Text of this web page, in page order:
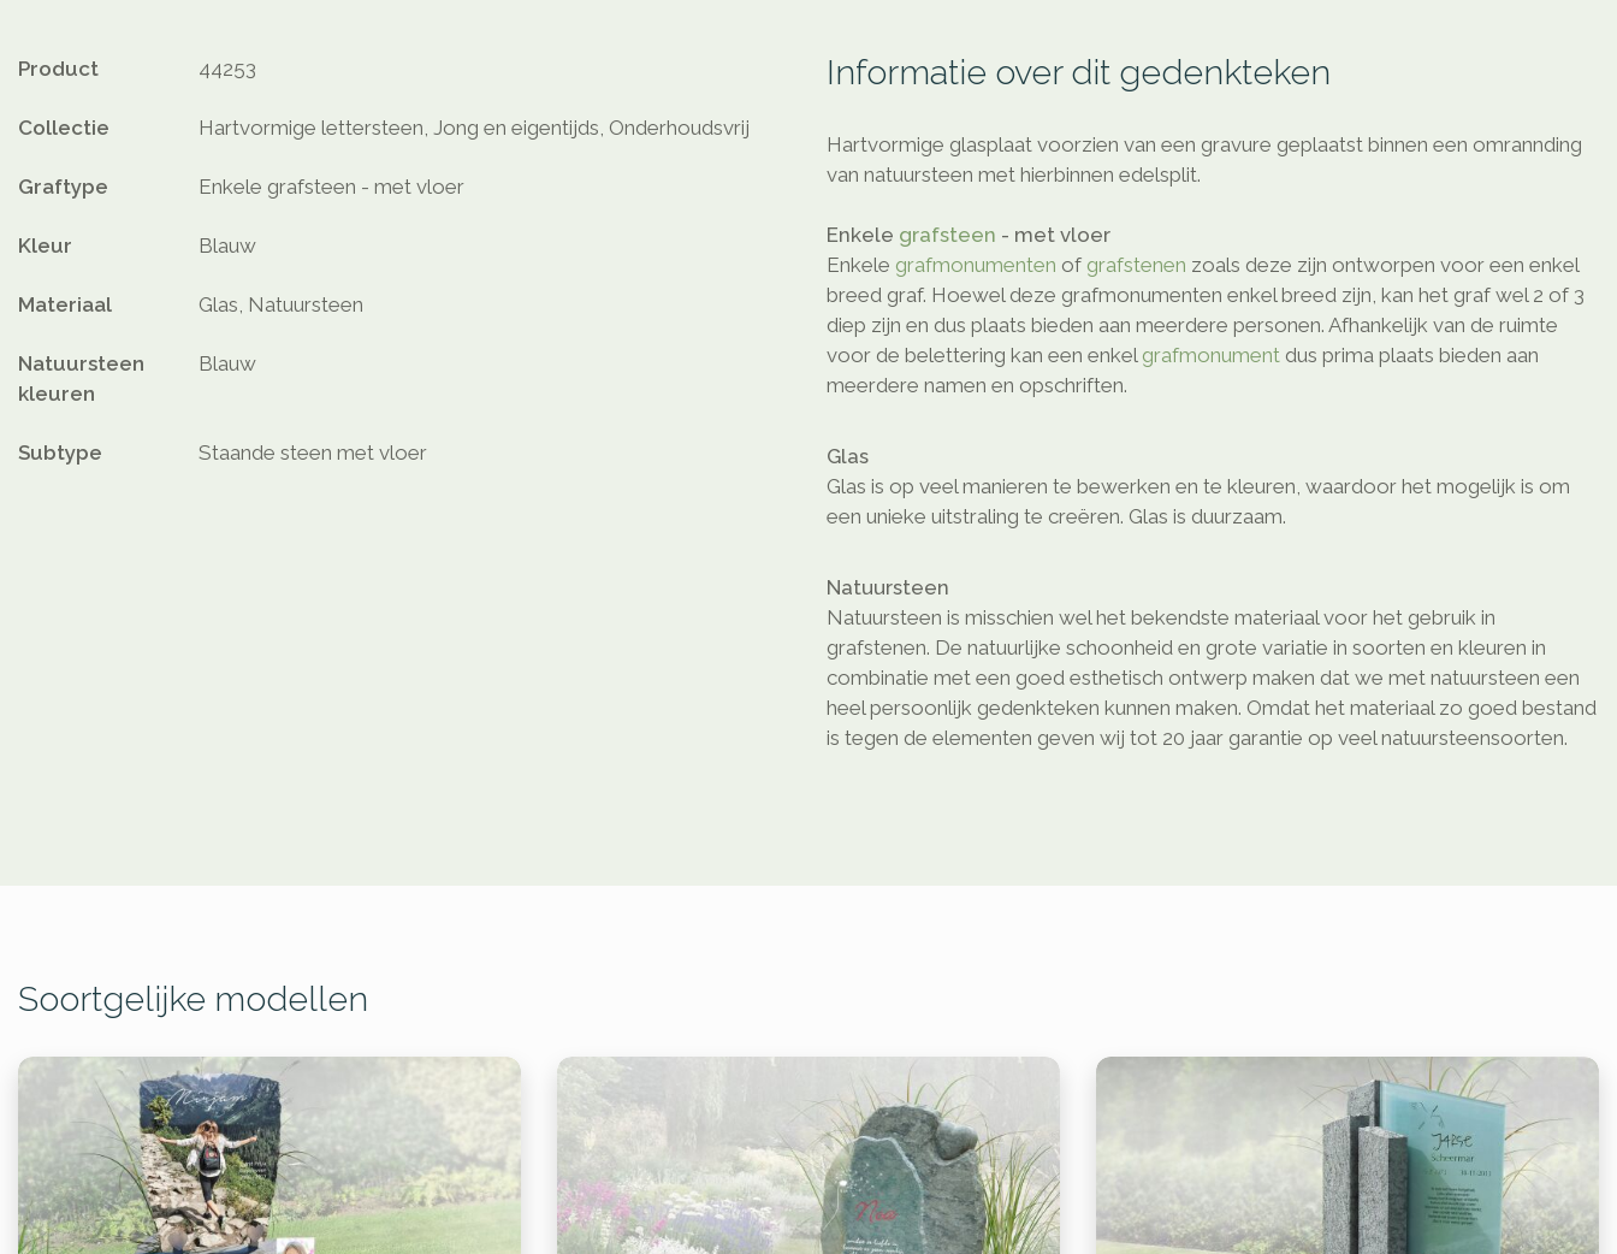
Product 44253
Collectie Hartvormige lettersteen, Jong en eigentijds, Onderhoudsvrij
Graftype Enkele grafsteen - met vloer
Kleur Blauw
Materiaal Glas, Natuursteen
Natuursteen
kleuren
Blauw
Subtype Staande steen met vloer
Informatie over dit gedenkteken
Hartvormige glasplaat voorzien van een gravure geplaatst binnen een omrannding
van natuursteen met hierbinnen edelsplit.
Enkele grafsteen - met vloer
Enkele grafmonumenten of grafstenen zoals deze zijn ontworpen voor een enkel
breed graf. Hoewel deze grafmonumenten enkel breed zijn, kan het graf wel 2 of 3
diep zijn en dus plaats bieden aan meerdere personen. Afhankelijk van de ruimte
voor de belettering kan een enkel grafmonument dus prima plaats bieden aan
meerdere namen en opschriften.
Glas
Glas is op veel manieren te bewerken en te kleuren, waardoor het mogelijk is om
een unieke uitstraling te creëren. Glas is duurzaam.
Natuursteen
Natuursteen is misschien wel het bekendste materiaal voor het gebruik in
grafstenen. De natuurlijke schoonheid en grote variatie in soorten en kleuren in
combinatie met een goed esthetisch ontwerp maken dat we met natuursteen een
heel persoonlijk gedenkteken kunnen maken. Omdat het materiaal zo goed bestand
is tegen de elementen geven wij tot 20 jaar garantie op veel natuursteensoorten.
Soortgelijke modellen